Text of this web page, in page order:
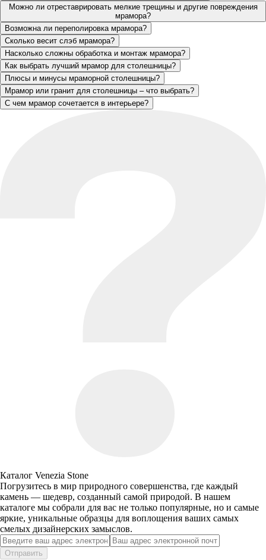
Можно ли отреставрировать мелкие трещины и другие повреждения
мрамора?
Возможна ли переполировка мрамора?
Сколько весит слэб мрамора?
Насколько сложны обработка и монтаж мрамора?
Как выбрать лучший мрамор для столешницы?
Плюсы и минусы мраморной столешницы?
Мрамор или гранит для столешницы – что выбрать?
С чем мрамор сочетается в интерьере?
Каталог Venezia Stone
Погрузитесь в мир природного совершенства, где каждый
камень — шедевр, созданный самой природой. В нашем
каталоге мы собрали для вас не только популярные, но и самые
яркие, уникальные образцы для воплощения ваших самых
смелых дизайнерских замыслов.
Отправить